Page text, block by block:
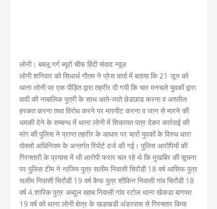
लोनी। बबलू गर्ग ब्यूरो चीफ हिंदी संवाद न्यूज़
लोनी शनिवार को सिधार्थ गौतम ने प्रेस वार्ता में बताया कि 21 जून को
थाना लोनी पर एक पीड़ित द्वारा तहरीर दी गयी कि चार मनचले युवकों द्वारा
वादी की नाबालिक पुत्री के साथ आते-जाते छेडछाड करना व अश्लील
हरकत करना तथा विरोध करने पर मारपीट करना व जान से मारने की
धमकी देने के सम्बन्ध में थाना लोनी में शिकायत पत्र देकर कार्रवाई की
मांग की पुलिस ने प्राप्त तहरीर के आधार पर चारों युवकों के विरुध धारा
पोक्सो अधिनियम के अन्तर्गत रिपोर्ट दर्ज की गई। पुलिस आरोपियों की
गिरफ्तारी के प्रयास में थी आरोपी फरार चल रहे थे कि मुखबिर की सूचना
पर पुलिस टीम ने नाजिम पुत्र सलीम निवासी चिरौडी 18 वर्ष आसिफ पुत्र
सलीम निवासी चिरौडी 19 वर्ष कैफ पुत्र शौकिन निवासी गांव चिरौडी 18
वर्ष 4.शारिक पुत्र अब्दुल वहाब निवासी गांव रटोल थाना खेकडा बागपत
19 वर्ष को थाना लोनी क्षेत्र के खडखडी अंडरपास से गिरफ्तार किया